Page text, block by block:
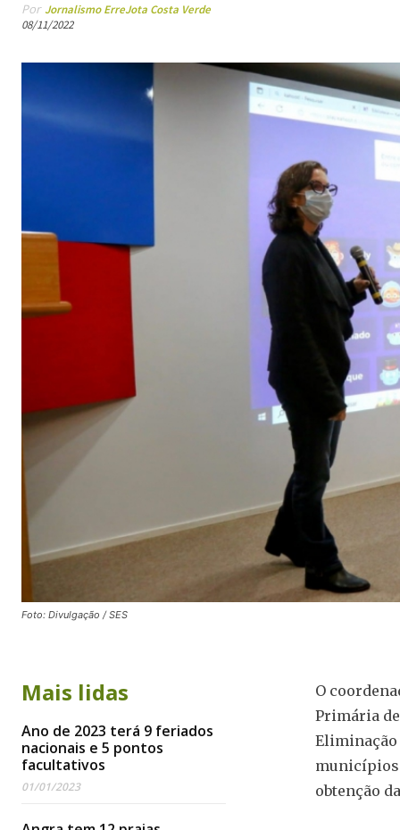
Por Jornalismo ErreJota Costa Verde
08/11/2022
Foto: Divulgação / SES
Mais lidas
Ano de 2023 terá 9 feriados
nacionais e 5 pontos
facultativos
01/01/2023
O
Primária
Eliminação
municípios
obtenção